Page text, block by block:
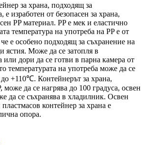
за храна, подходящ за
изработен от безопасен за храна,
PP материал. PP е мек и еластично
температура на употреба на PP е от
е особено подходящ за съхранение на
ястия. Може да се затопля в
дори да се готви в парна камера от
температурата на употреба може да се
+110℃. Контейнерът за храна,
може да се нагрява до 100 градуса, освен
да се съхранява в хладилник. Освен
контейнер за храна е
опора.